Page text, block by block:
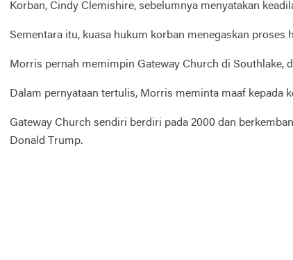
Korban, Cindy Clemishire, sebelumnya menyatakan
Sementara itu, kuasa hukum korban menegaskan
Morris pernah memimpin Gateway Church di Southlake,
Dalam pernyataan tertulis, Morris meminta maaf kepada
Gateway Church sendiri berdiri pada 2000 dan
Donald Trump.